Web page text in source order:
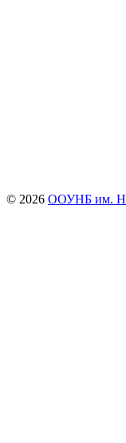
© 2026 ООУНБ им.